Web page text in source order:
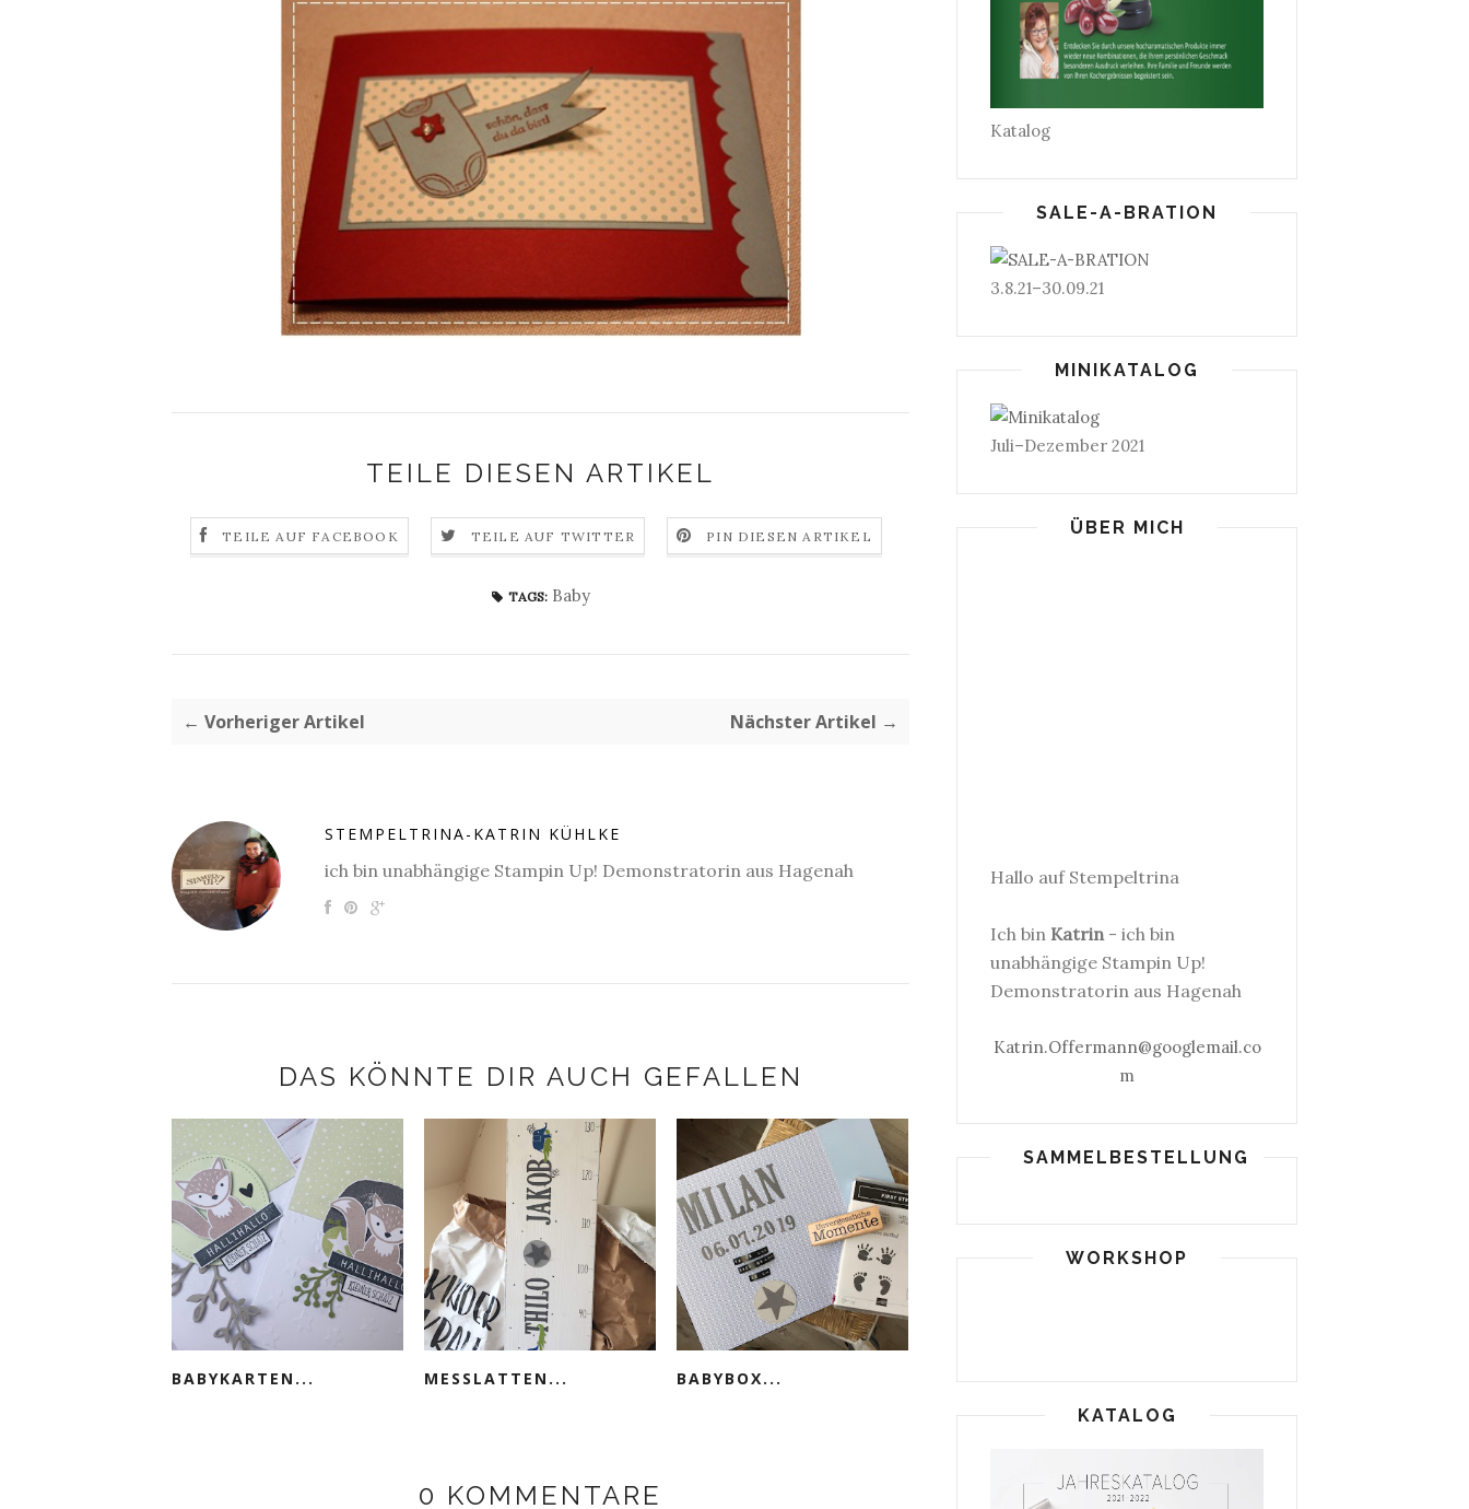
TEILE DIESEN ARTIKEL
TEILE AUF FACEBOOK TEILE AUF TWITTER PIN DIESEN ARTIKEL
TAGS: Baby
← Vorheriger Artikel Nächster Artikel →
STEMPELTRINA-KATRIN KÜHLKE
ich bin unabhängige Stampin Up! Demonstratorin aus Hagenah
DAS KÖNNTE DIR AUCH GEFALLEN
BABYKARTEN... MESSLATTEN... BABYBOX...
0 KOMMENTARE
Katalog
SALE-A-BRATION
3.8.21–30.09.21
MINIKATALOG
Juli–Dezember 2021
ÜBER MICH
Hallo auf Stempeltrina
Ich bin Katrin- ich bin
unabhängige Stampin Up!
Demonstratorin aus Hagenah
Katrin.Offermann@googlemail.co
m
SAMMELBESTELLUNG
WORKSHOP
KATALOG